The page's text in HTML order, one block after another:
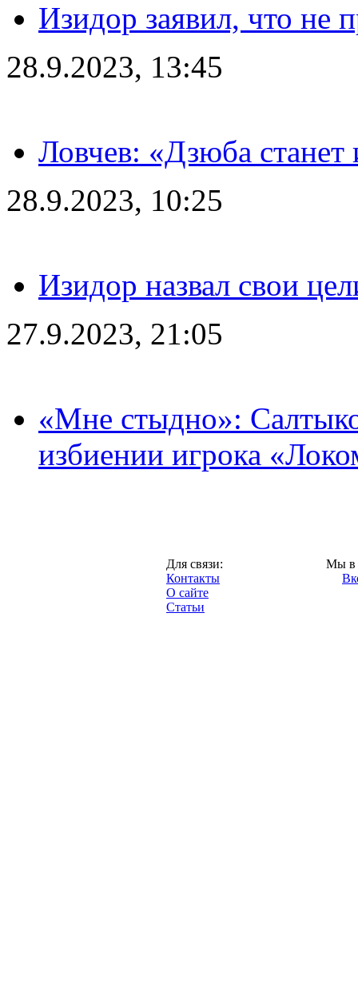
Изидор заявил, что не
28.9.2023, 13:45
Ловчев: «Дзюба станет
28.9.2023, 10:25
Изидор назвал свои
27.9.2023, 21:05
«Мне стыдно»:
избиении игрока
Для связи:
Контакты
О сайте
Статьи
Мы в